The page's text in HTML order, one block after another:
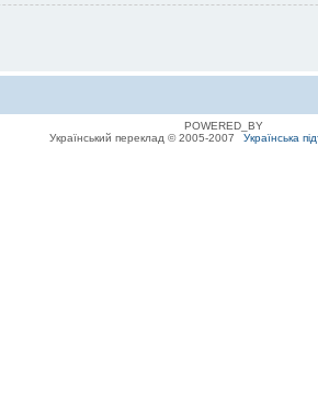
POWERED_BY
Український переклад © 2005-2007
Українська